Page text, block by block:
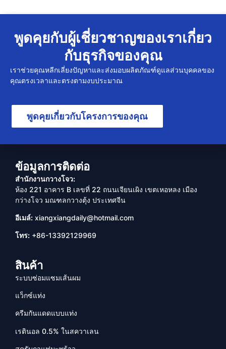
พูดคุยกับผู้เชี่ยวชาญของเราเกี่ยว
กับธุรกิจของคุณ
เราช่วยคุณหลีกเลี่ยงปัญหาและส่งมอบผลิตภัณฑ์ดูแลส่วนบุคคลของ
คุณตรงเวลาและตรงตามงบประมาณ
พูดคุยเกี่ยวกับโครงการของคุณ
ข้อมูลการติดต่อ
สำนักงานกวางโจว:
ห้อง 221 อาคาร B เลขที่ 22 ถนนเจียนเผิง เขตเหอหลง เมือง
กว่างโจว มณฑลกวางตุ้ง ประเทศจีน
อีเมล์: xiangxiangdaily@hotmail.com
โทร: +86-13392129969
สินค้า
ระบบซ่อมแซมเส้นผม
แว็กซ์แท่ง
ครีมกันแดดแบบแท่ง
เรตินอล 0.5% ในสควาเลน